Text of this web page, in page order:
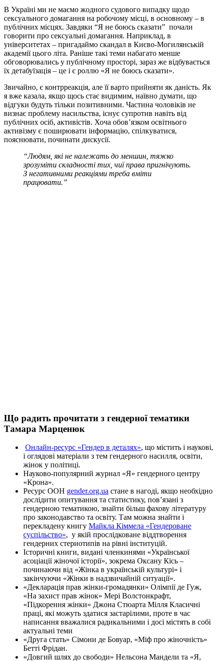
В Україні ми не маємо жодного судового випадку щодо
сексуального домагання на робочому місці, в основному – в
публічних місцях. Завдяки “Я не боюсь сказати” почали
говорити про сексуальні домагання. Наприклад, в
університетах – пригадаймо скандал в Києво-Могилянській
академії цього літа. Раніше такі теми набагато менше
обговорювались у публічному просторі, зараз же відбувається
їх детабуїзація – це і є роллю «Я не боюсь сказати».
Звичайно, є контрреакція, але її варто прийняти як даність. Як
я вже казала, якщо щось стає видимим, наївно думати, що
відгуки будуть тільки позитивними. Частина чоловіків не
визнає проблему насильства, існує супротив навіть від
публічних осіб, активістів. Хоча обов’язком освітнього
активізму є поширювати інформацію, спілкуватися,
пояснювати, починати дискусії.
“Людям, які не належать до меншин, тяжко
зрозуміти складності тих, чиї права пригнічують.
З негативними реакціями треба вміти
працювати.”
Що радить прочитати з гендерної тематики
Тамара Марценюк
Онлайн-ресурс «Гендер в деталях», що містить і наукові,
і оглядові матеріали з тем гендерного насилля, освіти,
жінок у політиці.
Науково-популярний журнал «Я» гендерного центру
«Крона».
Ресурс ООН gender.org.ua стане в нагоді, якщо необхідно
дослідити опитування та статистику, пов’язані з
гендерною тематикою, знайти більш фахову літературу
про законодавство та освіту. Там можна знайти і
перекладену книгу Майкла Кіммела «Гендероване
суспільство», у якій прослідковане віддтворення
гендерних стериотипів на рівні інституцій.
Історичні книги, видані членкинями «Української
асоціації жіночої історії», зокрема Оксану Кісь –
починаючи від «Жінка в українській культурі» і
закінчуючи «Жінки в надзвичайній ситуації».
«Декларація прав жінки-громадянки» Олімпії де Гуж,
«На захист прав жінок» Мері Волстонкрафт,
«Підкорення жінки» Джона Стюарта Мілля Класичні
праці, які можуть здатися застарілими, проте в час
написання вважалися радикальними і досі містять в собі
актуальні теми
«Друга стать» Сімони де Бовуар, «Міф про жіночність»
Бетті Фрідан.
«Довгий шлях до свободи» Нельсона Мандели та «Я,